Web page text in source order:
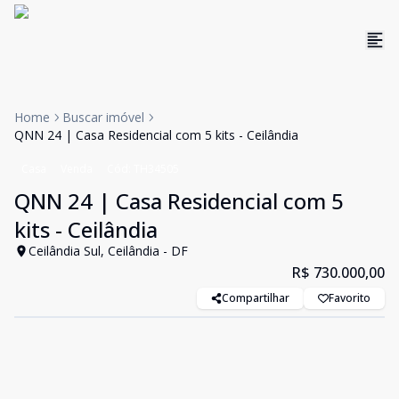
Home
Buscar imóvel
QNN 24 | Casa Residencial com 5 kits - Ceilândia
QNN 24 | Casa Residencial com 5
kits - Ceilândia
Ceilândia Sul, Ceilândia - DF
R$ 730.000,00
Compartilhar Favorito